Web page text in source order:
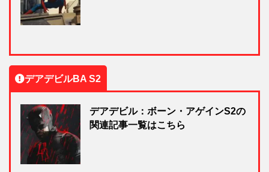
デアデビルBA S2
デアデビル：ボーン・アゲインS2の
関連記事一覧はこちら